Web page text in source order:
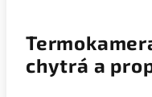
chytrá a